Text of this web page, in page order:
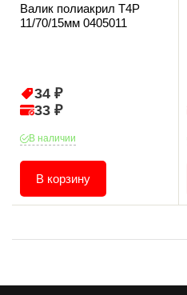
Валик полиакрил T4P
11/70/15мм 0405011
34 ₽
33 ₽
В наличии
В корзину